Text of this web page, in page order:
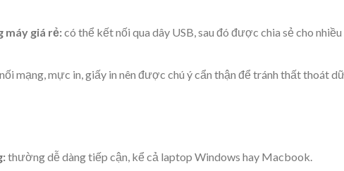
máy giá rẻ:có thể kết nối qua dây USB, sau đó được chia sẻ cho nhiều
mạng, mực in, giấy in nên được chú ý cẩn thận để tránh thất thoát
thường dễ dàng tiếp cận, kể cả laptop Windows hay Macbook.